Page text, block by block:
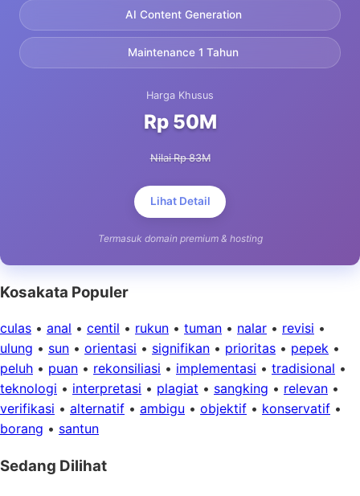
AI Content Generation
Maintenance 1 Tahun
Harga Khusus
Rp 50M
Nilai Rp 83M
Lihat Detail
Termasuk domain premium & hosting
Kosakata Populer
culas • anal • centil • rukun • tuman • nalar • revisi •
ulung • sun • orientasi • signifikan • prioritas • pepek •
peluh • puan • rekonsiliasi • implementasi • tradisional •
teknologi • interpretasi • plagiat • sangking • relevan •
verifikasi • alternatif • ambigu • objektif • konservatif •
borang • santun
Sedang Dilihat